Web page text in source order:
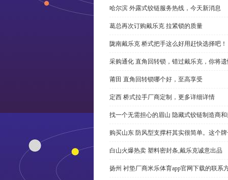
哈尔滨 外露式铰链服务热线，今天新消息
葛总再次订购戴乐克 拉紧锁的质量
陇南戴乐克 桥式把手这么好用赶快选择吧！
采购通化 直角回转锁，错过戴乐克，你将
莆田 直角回转锁哪个好，至高享受
定西 桥式拉手厂商定制，更多详细详情
找一个无需担心的眉山 隐藏式铰链制造商
购买山东 防风型支撑杆其实很简单。这个
白山火爆热卖 塑料密封条,戴乐克诚意出品
扬州 衬垫厂商米乐体育app官网下载的联系